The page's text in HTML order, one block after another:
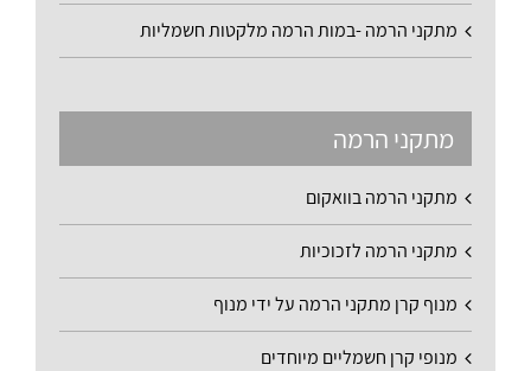
מתקני הרמה -במות הרמה מלקטות חשמליות
מתקני הרמה
מתקני הרמה בוואקום
מתקני הרמה לזכוכיות
מנוף קרן מתקני הרמה על ידי מנוף
מנופי קרן חשמליים מיוחדים